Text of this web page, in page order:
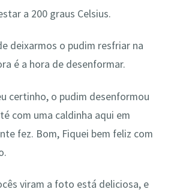
a 200 graus Celsius.
deixarmos o pudim resfriar na
é a hora de desenformar.
certinho, o pudim desenformou
com uma caldinha aqui em
fez. Bom, Fiquei bem feliz com
viram a foto está deliciosa, e